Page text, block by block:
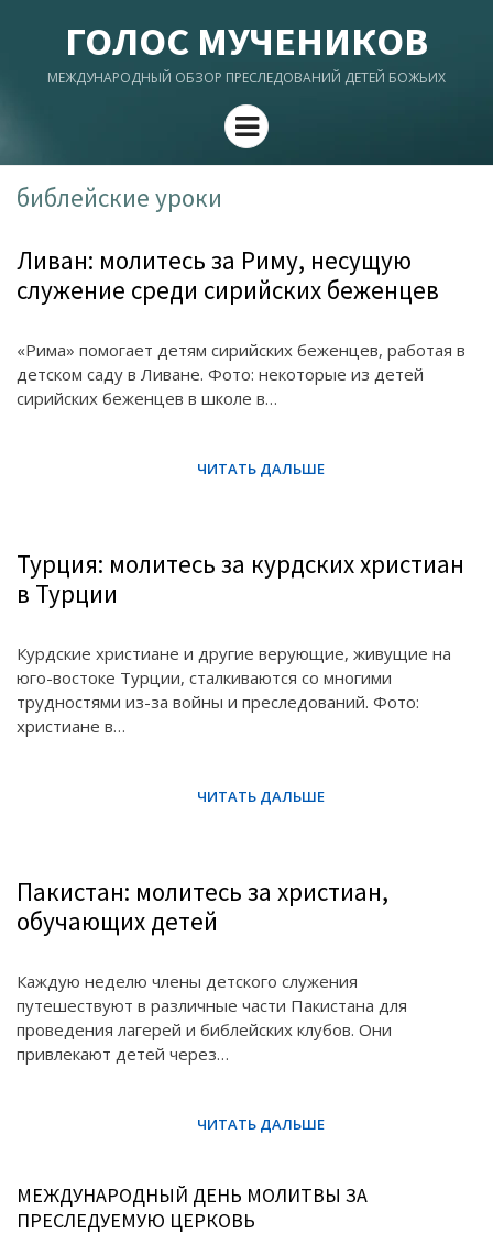
ГОЛОС МУЧЕНИКОВ
МЕЖДУНАРОДНЫЙ ОБЗОР ПРЕСЛЕДОВАНИЙ ДЕТЕЙ БОЖЬИХ
Menu
библейские уроки
Ливан: молитесь за Риму, несущую
служение среди сирийских беженцев
«Рима» помогает детям сирийских беженцев, работая в
детском саду в Ливане. Фото: некоторые из детей
сирийских беженцев в школе в…
Турция: молитесь за курдских христиан
в Турции
Курдские христиане и другие верующие, живущие на
юго-востоке Турции, сталкиваются со многими
трудностями из-за войны и преследований. Фото:
христиане в…
Пакистан: молитесь за христиан,
обучающих детей
Каждую неделю члены детского служения
путешествуют в различные части Пакистана для
проведения лагерей и библейских клубов. Они
привлекают детей через…
МЕЖДУНАРОДНЫЙ ДЕНЬ МОЛИТВЫ ЗА
ПРЕСЛЕДУЕМУЮ ЦЕРКОВЬ